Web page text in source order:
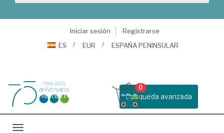
Iniciar sesión
Registrarse
ES
EUR ESPAÑA PENINSULAR
Busqueda avanzada
0
Toggle navigation